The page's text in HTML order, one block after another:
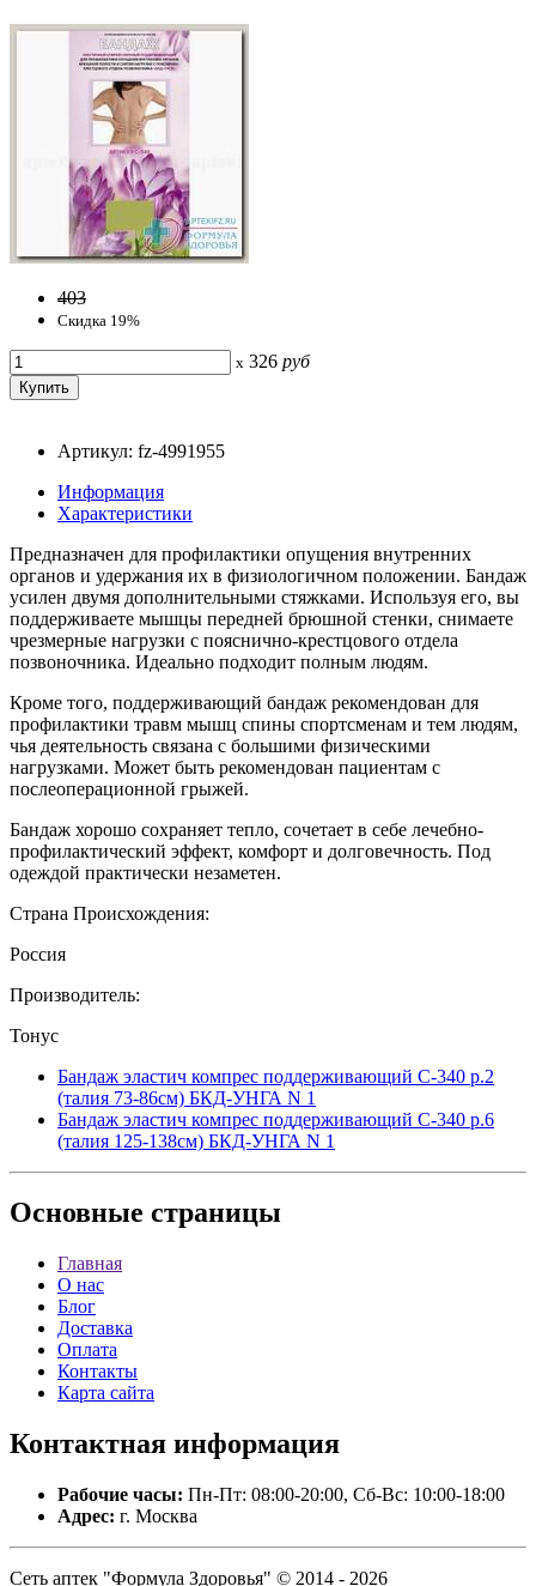
403
Скидка 19%
x 326 руб
Артикул: fz-4991955
Информация
Характеристики
Предназначен для профилактики опущения внутренних
органов и удержания их в физиологичном положении. Бандаж
усилен двумя дополнительными стяжками. Используя его, вы
поддерживаете мышцы передней брюшной стенки, снимаете
чрезмерные нагрузки с пояснично-крестцового отдела
позвоночника. Идеально подходит полным людям.
Кроме того, поддерживающий бандаж рекомендован для
профилактики травм мышц спины спортсменам и тем людям,
чья деятельность связана с большими физическими
нагрузками. Может быть рекомендован пациентам с
послеоперационной грыжей.
Бандаж хорошо сохраняет тепло, сочетает в себе лечебно-
профилактический эффект, комфорт и долговечность. Под
одеждой практически незаметен.
Страна Происхождения:
Россия
Производитель:
Тонус
Бандаж эластич компрес поддерживающий С-340 р.2
(талия 73-86см) БКД-УНГА N 1
Бандаж эластич компрес поддерживающий С-340 р.6
(талия 125-138см) БКД-УНГА N 1
Основные страницы
Главная
О нас
Блог
Доставка
Оплата
Контакты
Карта сайта
Контактная информация
Рабочие часы: Пн-Пт: 08:00-20:00, Сб-Вс: 10:00-18:00
Адрес: г. Москва
Сеть аптек "Формула Здоровья" © 2014 - 2026